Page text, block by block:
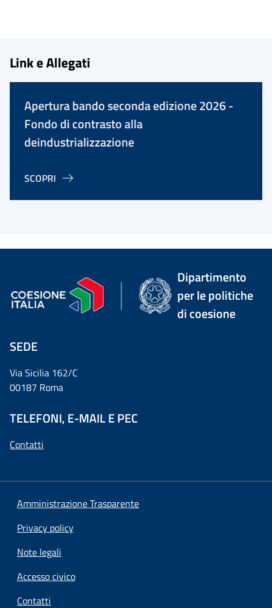
Link e Allegati
Apertura bando seconda edizione 2026 -
Fondo di contrasto alla
deindustrializzazione
SCOPRI
Dipartimento
per le politiche
di coesione
SEDE
Via Sicilia 162/C
00187 Roma
TELEFONI, E-MAIL E PEC
Contatti
Amministrazione Trasparente
Privacy policy
Note legali
Accesso civico
Contatti